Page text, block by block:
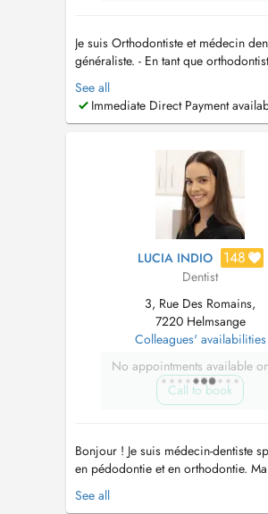
Je suis Orthodontiste et médecin
généraliste. - En tant que
travail consiste en la colocation des
buccodentaires pour l'alignement et
redressement des dents, mâchoire et
planification, la fabrication et la...
See all
Immediate Direct Payment
LUCIA INDIO 148
Dentist
3, Rue Des Romains,
7220 Helmsange
Colleagues' availabilities
No appointments available
Call to book
Bonjour ! Je suis médecin-dentiste
en pédodontie et en orthodontie.
sadresse aux enfants, aux
adultes, avec une approche douce,
See all